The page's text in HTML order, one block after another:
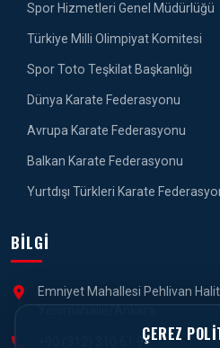
Spor Hizmetleri Genel Müdürlüğü
Türkiye Milli Olimpiyat Komitesi
Spor Toto Teşkilat Başkanlığı
Dünya Karate Federasyonu
Avrupa Karate Federasyonu
Balkan Karate Federasyonu
Yurtdışı Türkleri Karate
BILGI
Emniyet Mahallesi Pehlivan
+90 (312) 310 61 90ÇEREZ